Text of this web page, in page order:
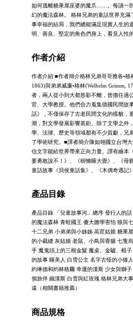
如何逃離糖果屋巫婆的魔爪……。每讀一
幻的魔法森林。 格林兄弟的童話世界充滿
事幸福的結局，我們總能滿足現實人生的
明、善良、堅定的角色們身上，看見人性
作者介紹
作者介紹 ■作者簡介格林兄弟哥哥雅各•格
1863)與弟弟威廉•格林(Welhelm Grimm,
者，兩人從小到大都形影不離，曾擔任過
官、大學教授。他們合力蒐集德國民間故
話》，不僅保存了古老民間文化的樣貌，
潮，對文學發展影響甚鉅。除了文學之外
學、法律、歷史等領域都有不少貢獻，兄
了學術研究。■譯者簡介陳如翎國立台灣
信文字能給世界帶來正向力量。譯有繪本
要勇敢說不！》、《樹懶睡大覺》、《母
童話故事《貝侯童話集》、《木偶奇遇記
產品目錄
產品目錄 「兒童故事河」總序 發行人的
的魔法森林 青蛙國王 傻大膽學害怕 狼與
十二兄弟 小弟弟與小姊姊 萵苣姑娘 糖果
的小裁縫 灰姑娘 老鼠、小鳥與香腸 七隻
手 魔鬼頭上的三根金髮 魔桌、金驢、棍
的故事 睡美人 白雪公主 名字古怪的小矮
約琳德和約林格爾 幸運的漢斯 少女與獅
個旅伴 鐵漢斯 白雪與紅玫瑰 格林兄弟大
遠（相關書籍推薦）
商品規格